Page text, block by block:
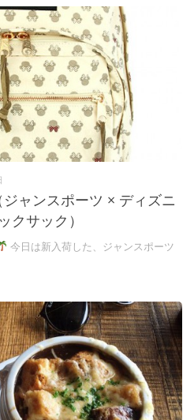
ジャンスポーツ × ディズニ
クサック）
今日は新入荷した、ジャンスポーツ